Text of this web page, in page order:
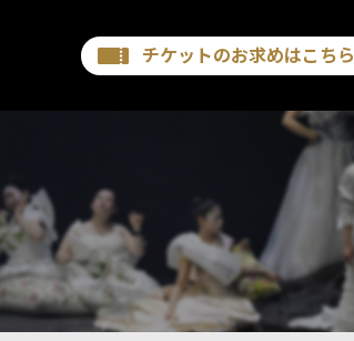
チケットのお求めはこちら